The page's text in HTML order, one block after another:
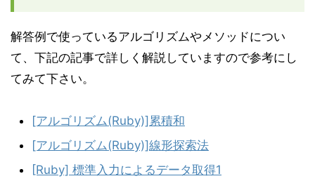
解答例で使っているアルゴリズムやメソッドについ
て、下記の記事で詳しく解説していますので参考にし
てみて下さい。
[アルゴリズム(Ruby)]累積和
[アルゴリズム(Ruby)]線形探索法
[Ruby] 標準入力によるデータ取得1